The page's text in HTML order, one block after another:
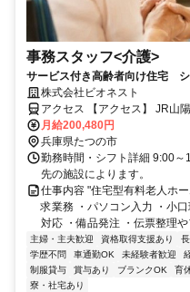
事務スタッフ<介護>
サービス付き高齢者向け住宅
の事務／笑楽(わらく)は5連休を
実!資格取得助成制度あり!
株式会社ビオネスト
アクセス 【アクセス】 JR山
月給200,480円
兵庫県たつの市
勤務時間・シフト詳細 9:00
先の施設によります。
仕事内容 "住宅型有料老人ホ
求業務 ・パソコン入力 ・小
対応 ・備品発注 ・伝票整理
主婦・主夫歓迎 資格取得支援あり
学歴不問
車通勤OK 未経験者歓迎
制服貸与
賞与あり ブランクOK 育
寮・社宅あり